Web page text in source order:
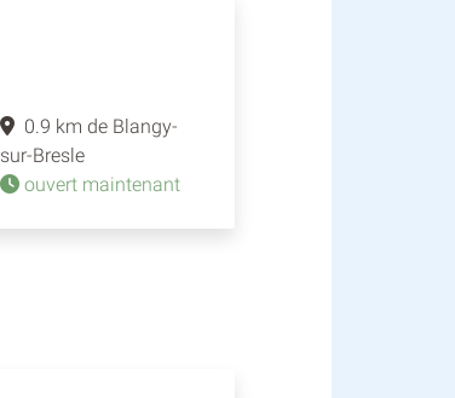
0.9 km de Blangy-
sur-Bresle
ouvert maintenant